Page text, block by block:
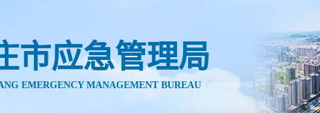
市应急管理局
EMERGENCY MANAGEMENT BUREAU